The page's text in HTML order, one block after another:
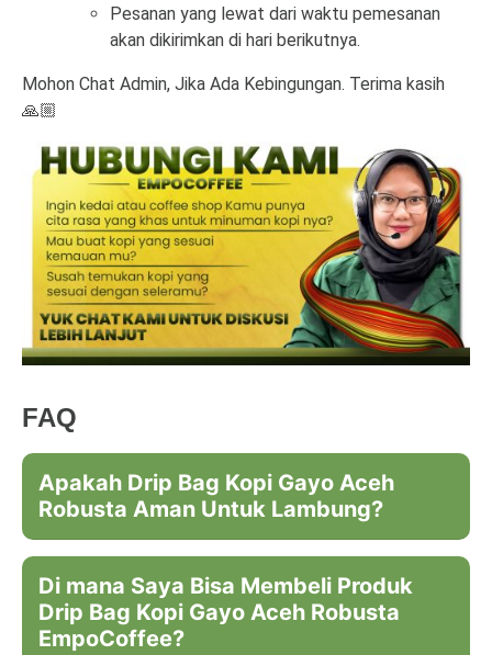
Pesanan yang lewat dari waktu pemesanan
akan dikirimkan di hari berikutnya.
Mohon Chat Admin, Jika Ada Kebingungan. Terima kasih
🙏🏼
FAQ
Apakah Drip Bag Kopi Gayo Aceh
Robusta Aman Untuk Lambung?
Di mana Saya Bisa Membeli Produk
Drip Bag Kopi Gayo Aceh Robusta
EmpoCoffee?